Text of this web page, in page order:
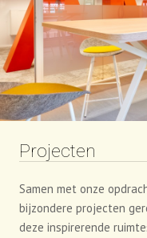
Projecten
Samen met onze
bijzondere projecten
deze inspirerende
Adres